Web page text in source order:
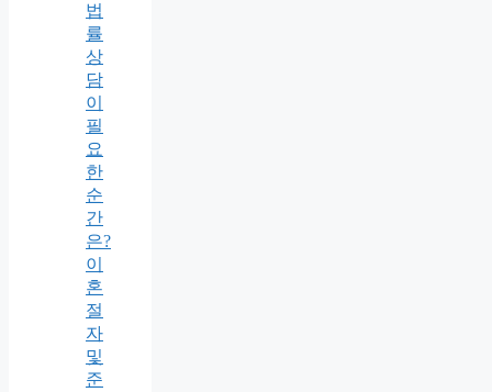
법
률
상
담
이
필
요
한
순
간
은?
이
혼
절
자
및
준